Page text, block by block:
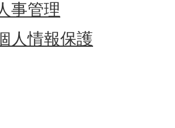
事管理
人情報保護